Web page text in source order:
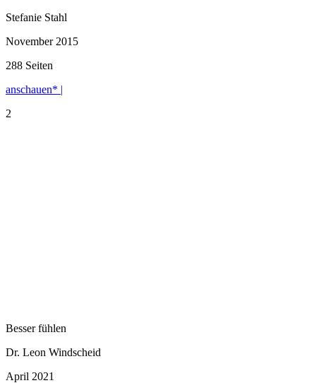
Stefanie Stahl
November 2015
288 Seiten
anschauen* |
2
Besser fühlen
Dr. Leon Windscheid
April 2021